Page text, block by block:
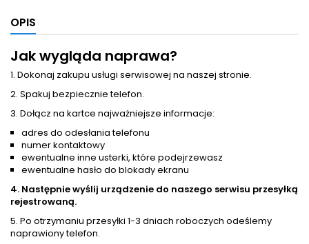
OPIS
Jak wygląda naprawa?
1. Dokonaj zakupu usługi serwisowej na naszej stronie.
2. Spakuj bezpiecznie telefon.
3. Dołącz na kartce najważniejsze informacje:
adres do odesłania telefonu
numer kontaktowy
ewentualne inne usterki, które podejrzewasz
ewentualne hasło do blokady ekranu
4. Następnie wyślij urządzenie do naszego serwisu przesyłką
rejestrowaną.
5. Po otrzymaniu przesyłki 1-3 dniach roboczych odeślemy
naprawiony telefon.